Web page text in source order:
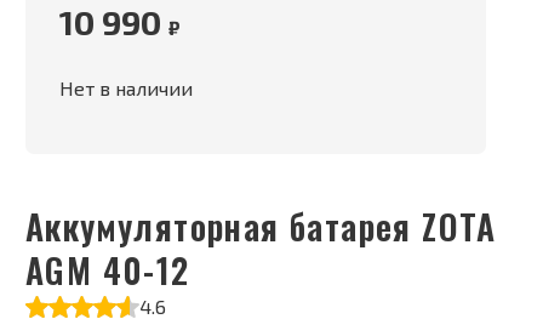
Аккумуляторная батарея ZOTA
AGM 40-12
4.6
10 990 ₽
Нет в наличии